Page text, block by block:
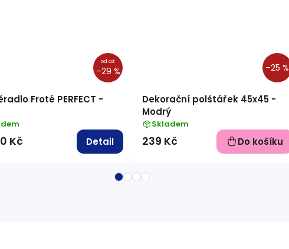
od až
–29 %
Froté PERFECT -
Kč Detail
–25 %
Dekorační polštářek 45x45 -
Modrý
Skladem
239 Kč Do košíku